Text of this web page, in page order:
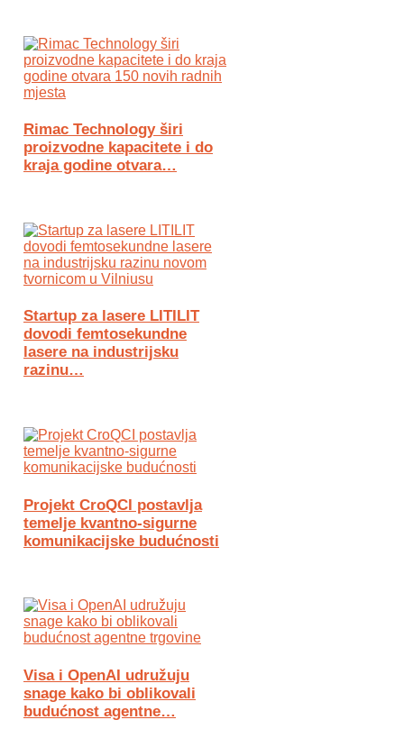
Rimac Technology širi
proizvodne kapacitete i do
kraja godine otvara…
Startup za lasere LITILIT
dovodi femtosekundne
lasere na industrijsku
razinu…
Projekt CroQCI postavlja
temelje kvantno-sigurne
komunikacijske budućnosti
Visa i OpenAI udružuju
snage kako bi oblikovali
budućnost agentne…